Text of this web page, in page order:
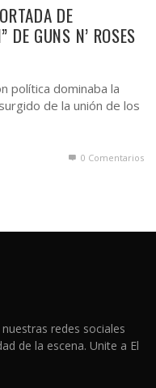
DE
DE GUNS N’ ROSES
política dominaba la
de la unión de los
0 Comentarios
redes sociales
de la escena. Unite a El